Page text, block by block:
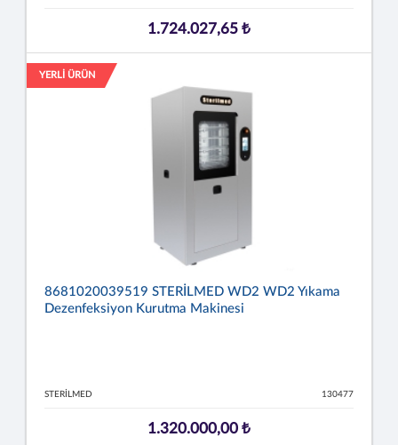
1.724.027,65 ₺
YERLİ ÜRÜN
8681020039519 STERİLMED WD2 WD2 Yıkama
Dezenfeksiyon Kurutma Makinesi
STERİLMED 130477
1.320.000,00 ₺